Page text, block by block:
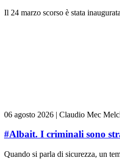
Il 24 marzo scorso è stata
06 agosto 2026 | Claudio Mec
#Albait. I criminali sono
Quando si parla di sicurezza, un